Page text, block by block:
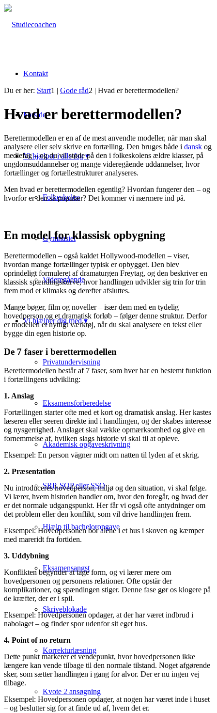
Kontakt
Forside
Vi hjælper i alle fag ▾
Folkeskolen
Gymnasiet
Videregående
Vi hjælper dig med ▾
Privatundervisning
Eksamensforberedelse
Akademisk opgaveskrivning
SRP, SOP eller SSO
Hjælp til bacheloropgave
Eksamensangst
Skriveblokade
Korrekturlæsning
Kvote 2 ansøgning
Du er her: Start1 | Gode råd2 | Hvad er berettermodellen?
Hvad er berettermodellen?
Berettermodellen er en af de mest anvendte modeller, når man skal
analysere eller selv skrive en fortælling. Den bruges både i dansk og
mediefag – og du vil støde på den i folkeskolens ældre klasser, på
ungdomsuddannelser og mange videregående uddannelser, hvor
fortællinger og fortællestrukturer analyseres.
Men hvad er berettermodellen egentlig? Hvordan fungerer den – og
hvorfor er den så populær? Det kommer vi nærmere ind på.
En model for klassisk opbygning
Berettermodellen – også kaldet Hollywood-modellen – viser,
hvordan mange fortællinger typisk er opbygget. Den blev
oprindeligt formuleret af dramaturgen Freytag, og den beskriver en
klassisk spændingskurve, hvor handlingen udvikler sig trin for trin
frem mod et klimaks og derefter afsluttes.
Mange bøger, film og noveller – især dem med en tydelig
hovedperson og et dramatisk forløb – følger denne struktur. Derfor
er modellen et nyttigt værktøj, når du skal analysere en tekst eller
bygge din egen historie op.
De 7 faser i berettermodellen
Berettermodellen består af 7 faser, som hver har en bestemt funktion
i fortællingens udvikling:
1. Anslag
Fortællingen starter ofte med et kort og dramatisk anslag. Her kastes
læseren eller seeren direkte ind i handlingen, og der skabes interesse
og nysgerrighed. Anslaget skal vække opmærksomhed og give en
fornemmelse af, hvilken slags historie vi skal til at opleve.
Eksempel: En person vågner midt om natten til lyden af et skrig.
2. Præsentation
Nu introduceres hovedperson, miljø og den situation, vi skal følge.
Vi lærer, hvem historien handler om, hvor den foregår, og hvad der
er det normale udgangspunkt. Her får vi også ofte antydninger om
det problem eller den konflikt, som vil drive handlingen frem.
Eksempel: Hovedpersonen bor alene i et hus i skoven og kæmper
med mareridt fra fortiden.
3. Uddybning
Konflikten begynder at tage form, og vi lærer mere om
hovedpersonen og personens relationer. Ofte opstår der
komplikationer, og spændingen stiger. Denne fase gør os klogere på
de kræfter, der er i spil.
Eksempel: Hovedpersonen opdager, at der har været indbrud i
nabolaget – og finder spor udenfor sit eget hus.
4. Point of no return
Dette punkt markerer et vendepunkt, hvor hovedpersonen ikke
længere kan vende tilbage til den normale tilstand. Noget afgørende
sker, som sætter handlingen i gang for alvor. Der er nu ingen vej
tilbage.
Eksempel: Hovedpersonen opdager, at nogen har været inde i huset
– og beslutter sig for at finde ud af, hvem det er.